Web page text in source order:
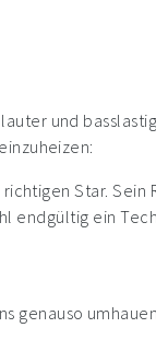
und
Star. Sein
endgültig ein
genauso